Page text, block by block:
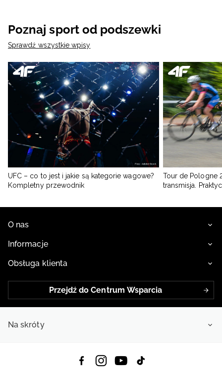
Poznaj sport od podszewki
Sprawdź wszystkie wpisy
UFC – co to jest i jakie są kategorie wagowe?
Kompletny przewodnik
Tour de Pologne
transmisja.
O nas
Informacje
Obsługa klienta
Przejdź do Centrum Wsparcia
Na skróty